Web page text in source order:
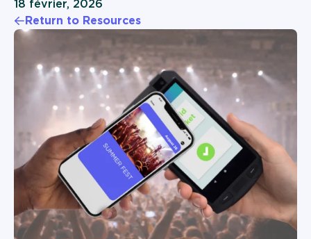
Gouvernement
Device a a Service
18 février, 2026
Return to Resources